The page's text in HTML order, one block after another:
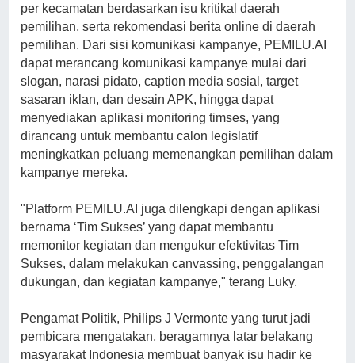
per kecamatan berdasarkan isu kritikal daerah
pemilihan, serta rekomendasi berita online di daerah
pemilihan. Dari sisi komunikasi kampanye, PEMILU.AI
dapat merancang komunikasi kampanye mulai dari
slogan, narasi pidato, caption media sosial, target
sasaran iklan, dan desain APK, hingga dapat
menyediakan aplikasi monitoring timses, yang
dirancang untuk membantu calon legislatif
meningkatkan peluang memenangkan pemilihan dalam
kampanye mereka.
"Platform PEMILU.AI juga dilengkapi dengan aplikasi
bernama ‘Tim Sukses’ yang dapat membantu
memonitor kegiatan dan mengukur efektivitas Tim
Sukses, dalam melakukan canvassing, penggalangan
dukungan, dan kegiatan kampanye," terang Luky.
Pengamat Politik, Philips J Vermonte yang turut jadi
pembicara mengatakan, beragamnya latar belakang
masyarakat Indonesia membuat banyak isu hadir ke